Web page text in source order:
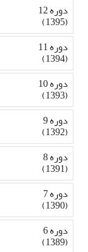
دوره 12
(1395)
دوره 11
(1394)
دوره 10
(1393)
دوره 9
(1392)
دوره 8
(1391)
دوره 7
(1390)
دوره 6
(1389)